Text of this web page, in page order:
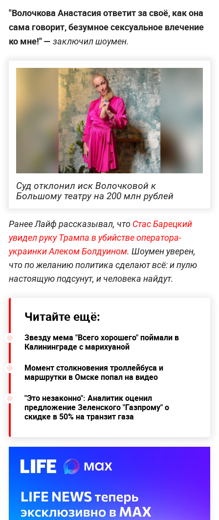
"Волочкова Анастасия ответит за своё, как она
сама говорит, безумное сексуальное влечение
ко мне!" — заключил шоумен.
Суд отклонил иск Волочковой к
Большому театру на 200 млн рублей
Ранее Лайф рассказывал, чтоСтас Барецкий
увидел руку Трампа в убийстве оператора-
украинки Алеком Болдуином. Шоумен уверен,
что по желанию политика сделают всё: и пулю
настоящую подсунут, и человека найдут.
Читайте ещё:
Звезду мема "Всего хорошего" поймали в
Калининграде с марихуаной
Момент столкновения троллейбуса и
маршрутки в Омске попал на видео
"Это незаконно": Аналитик оценил
предложение Зеленского "Газпрому" о
скидке в 50% на транзит газа